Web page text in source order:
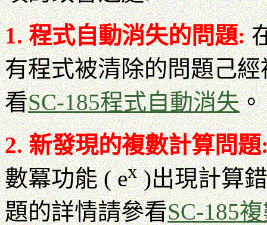
1. 程式自動消失的問題:
有程式被清除的問題己
看SC-185程式自動消失。
2. 新發現的複數計算問
數冪功能 ( ex)出現計算
題的詳情請參看SC-185